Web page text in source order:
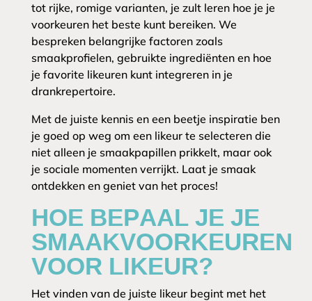
tot rijke, romige varianten, je zult leren hoe je je
voorkeuren het beste kunt bereiken. We
bespreken belangrijke factoren zoals
smaakprofielen, gebruikte ingrediënten en hoe
je favorite likeuren kunt integreren in je
drankrepertoire.
Met de juiste kennis en een beetje inspiratie ben
je goed op weg om een likeur te selecteren die
niet alleen je smaakpapillen prikkelt, maar ook
je sociale momenten verrijkt. Laat je smaak
ontdekken en geniet van het proces!
HOE BEPAAL JE JE
SMAAKVOORKEUREN
VOOR LIKEUR?
Het vinden van de juiste likeur begint met het